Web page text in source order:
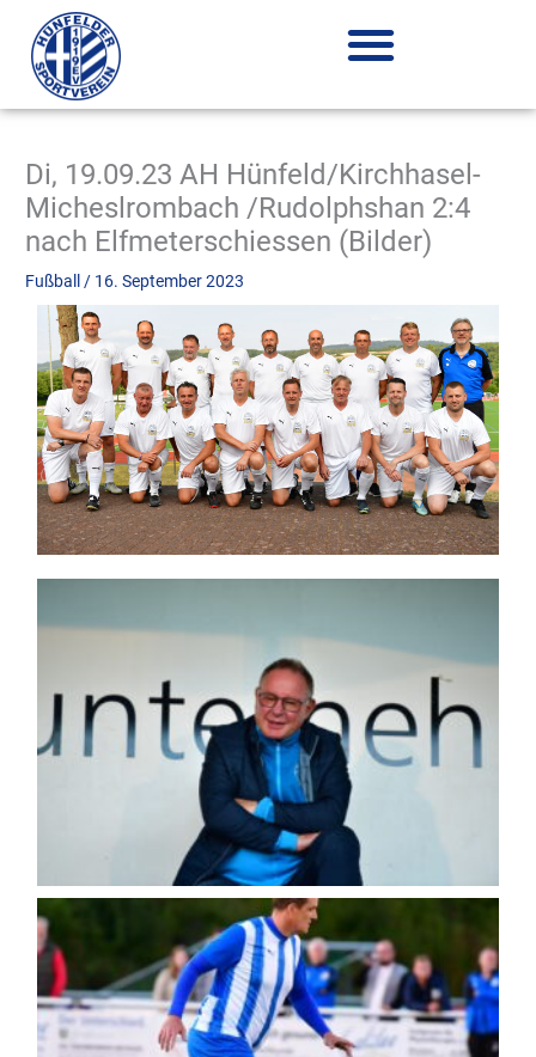
Inhalt
springen
Di, 19.09.23 AH Hünfeld/Kirchhasel-
Micheslrombach /Rudolphshan 2:4
nach Elfmeterschiessen (Bilder)
Fußball / 16. September 2023